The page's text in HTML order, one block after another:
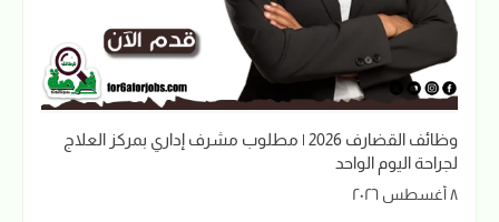
وظائف القضارف 2026 | مطلوب مشرف إداري بمركز العلاج
لجراحة اليوم الواحد
٨ أغسطس ٢٠٢٦